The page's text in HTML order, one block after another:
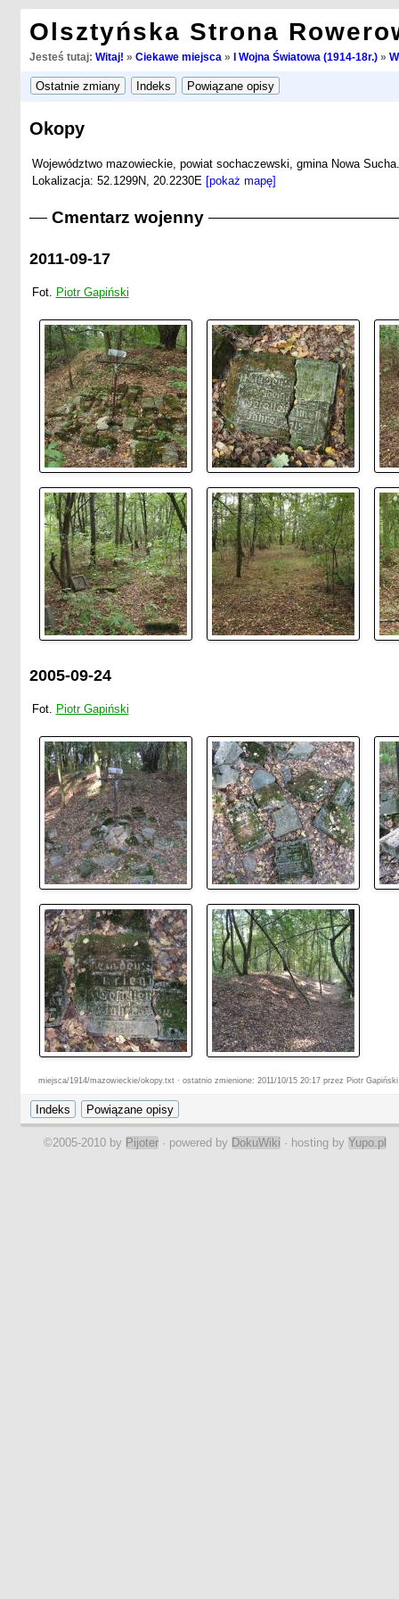
Olsztyńska Strona
Jesteś tutaj: Witaj! » Ciekawe miejsca » I Wojna Światowa (1914-18r.)»
Okopy
Województwo mazowieckie, powiat sochaczewski, gmina Nowa Sucha.
Lokalizacja: 52.1299N, 20.2230E [pokaż mapę]
Cmentarz wojenny
2011-09-17
Fot. Piotr Gapiński
2005-09-24
Fot. Piotr Gapiński
miejsca/1914/mazowieckie/okopy.txt · ostatnio zmienione: 2011/10/15 20:17 przez Piotr Gapiński
©2005-2010 by Pijoter · powered by DokuWiki · hosting by Yupo.pl